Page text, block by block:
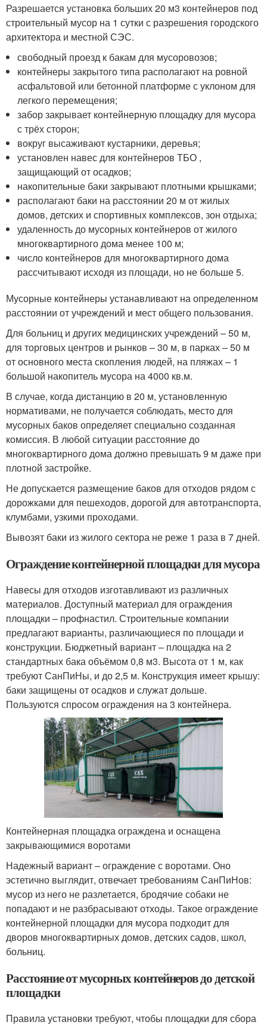
Разрешается установка больших 20 м3 контейнеров под
строительный мусор на 1 сутки с разрешения городского
архитектора и местной СЭС.
свободный проезд к бакам для мусоровозов;
контейнеры закрытого типа располагают на ровной
асфальтовой или бетонной платформе с уклоном для
легкого перемещения;
забор закрывает контейнерную площадку для мусора
с трёх сторон;
вокруг высаживают кустарники, деревья;
установлен навес для контейнеров ТБО ,
защищающий от осадков;
накопительные баки закрывают плотными крышками;
располагают баки на расстоянии 20 м от жилых
домов, детских и спортивных комплексов, зон отдыха;
удаленность до мусорных контейнеров от жилого
многоквартирного дома менее 100 м;
число контейнеров для многоквартирного дома
рассчитывают исходя из площади, но не больше 5.
Мусорные контейнеры устанавливают на определенном
расстоянии от учреждений и мест общего пользования.
Для больниц и других медицинских учреждений – 50 м,
для торговых центров и рынков – 30 м, в парках – 50 м
от основного места скопления людей, на пляжах – 1
большой накопитель мусора на 4000 кв.м.
В случае, когда дистанцию в 20 м, установленную
нормативами, не получается соблюдать, место для
мусорных баков определяет специально созданная
комиссия. В любой ситуации расстояние до
многоквартирного дома должно превышать 9 м даже при
плотной застройке.
Не допускается размещение баков для отходов рядом с
дорожками для пешеходов, дорогой для автотранспорта,
клумбами, узкими проходами.
Вывозят баки из жилого сектора не реже 1 раза в 7 дней.
Ограждение контейнерной площадки для мусора
Навесы для отходов изготавливают из различных
материалов. Доступный материал для ограждения
площадки – профнастил. Строительные компании
предлагают варианты, различающиеся по площади и
конструкции. Бюджетный вариант – площадка на 2
стандартных бака объёмом 0,8 м3. Высота от 1 м, как
требуют СанПиНы, и до 2,5 м. Конструкция имеет крышу:
баки защищены от осадков и служат дольше.
Пользуются спросом ограждения на 3 контейнера.
Контейнерная площадка ограждена и оснащена
закрывающимися воротами
Надежный вариант – ограждение с воротами. Оно
эстетично выглядит, отвечает требованиям СанПиНов:
мусор из него не разлетается, бродячие собаки не
попадают и не разбрасывают отходы. Такое ограждение
контейнерной площадки для мусора подходит для
дворов многоквартирных домов, детских садов, школ,
больниц.
Расстояние от мусорных контейнеров до детской
площадки
Правила установки требуют, чтобы площадки для сбора